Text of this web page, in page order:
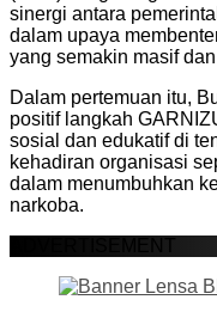
sinergi antara
dalam upaya
yang semakin masif
Dalam pertemuan itu,
positif langkah
sosial dan edukatif di
kehadiran organisasi
dalam menumbuhkan
narkoba.
ADVERTISEMENT